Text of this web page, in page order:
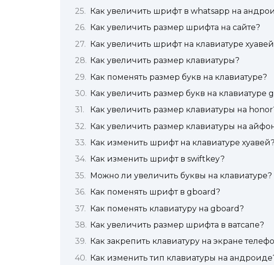
Как увеличить шрифт в whatsapp на
Как увеличить размер шрифта на сайте?
Как увеличить шрифт на клавиатуре
Как увеличить размер клавиатуры?
Как поменять размер букв на клавиатуре?
Как увеличить размер букв на клавиатуре
Как увеличить размер клавиатуры на
Как увеличить размер клавиатуры на
Как изменить шрифт на клавиатуре хуавей?
Как изменить шрифт в swiftkey?
Можно ли увеличить буквы на клавиатуре?
Как поменять шрифт в gboard?
Как поменять клавиатуру на gboard?
Как увеличить размер шрифта в ватсапе?
Как закрепить клавиатуру на экране
Как изменить тип клавиатуры на